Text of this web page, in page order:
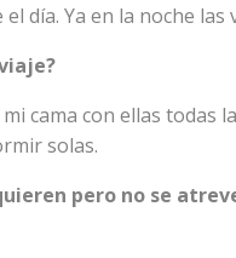
día. Ya en la noche las
cama con ellas todas
solas.
pero no se